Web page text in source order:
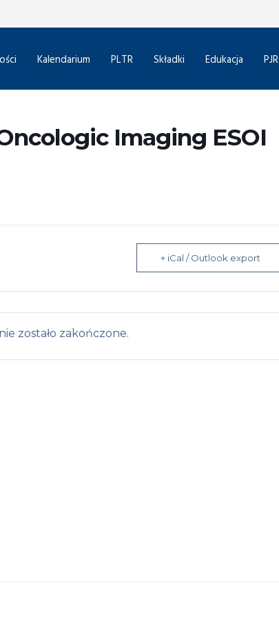
Kalendarium PLTR Składki Edukacja PJR
Imaging ESOI
+ iCal / Outlook export
zostało zakończone.